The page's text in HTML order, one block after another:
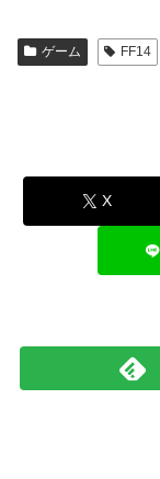
ゲーム FF14
X